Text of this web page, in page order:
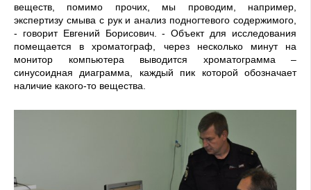
веществ, помимо прочих, мы проводим, например,
экспертизу смыва с рук и анализ подногтевого содержимого,
- говорит Евгений Борисович. - Объект для исследования
помещается в хроматограф, через несколько минут на
монитор компьютера выводится хроматограмма –
синусоидная диаграмма, каждый пик которой обозначает
наличие какого-то вещества.